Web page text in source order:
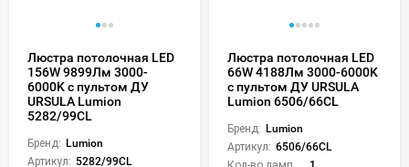
Люстра потолочная LED
156W 9899Лм 3000-
6000K с пультом ДУ
URSULA Lumion
5282/99CL
Бренд: Lumion
Артикул: 5282/99CL
Люстра потолочная LED
66W 4188Лм 3000-6000K
с пультом ДУ URSULA
Lumion 6506/66CL
Бренд: Lumion
Артикул: 6506/66CL